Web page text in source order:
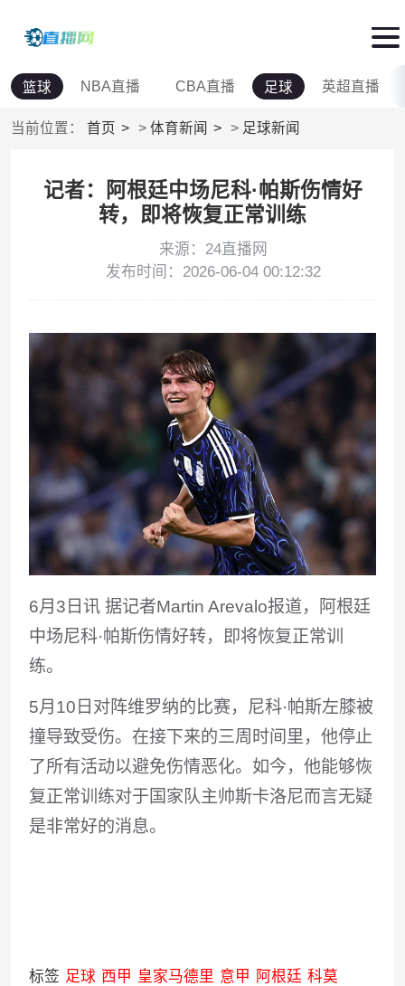
篮球 NBA直播 CBA直播 足球 英超直播
当前位置： 首页 > 体育新闻 > 足球新闻
记者：阿根廷中场尼科·帕斯伤情好
转，即将恢复正常训练
来源：24直播网
发布时间：2026-06-04 00:12:32
6月3日讯 据记者Martin Arevalo报道，阿根廷
中场尼科·帕斯伤情好转，即将恢复正常训
练。
5月10日对阵维罗纳的比赛，尼科·帕斯左膝被
撞导致受伤。在接下来的三周时间里，他停止
了所有活动以避免伤情恶化。如今，他能够恢
复正常训练对于国家队主帅斯卡洛尼而言无疑
是非常好的消息。
标签 足球 西甲 皇家马德里 意甲 阿根廷 科莫